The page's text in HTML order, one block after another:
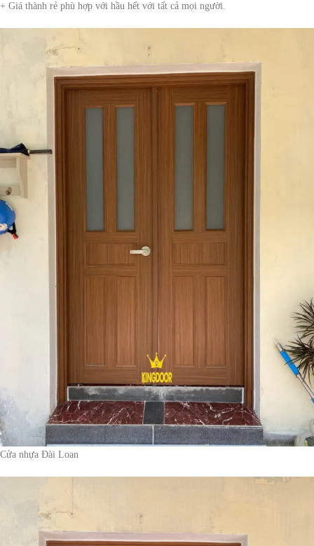
+ Giá thành rẻ phù hợp với hầu hết với tất cả mọi người.
Cửa nhựa Đài Loan